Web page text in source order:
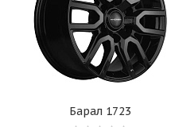
Барал 1723